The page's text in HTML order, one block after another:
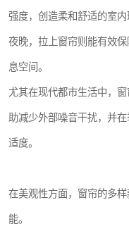
强度，创造柔和舒适的室内
夜晚，拉上窗帘则能有效
息空间。
尤其在现代都市生活中，
助减少外部噪音干扰，并
适度。
在美观性方面，窗帘的多
能。